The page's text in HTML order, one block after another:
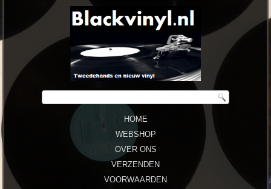
HOME
WEBSHOP
OVER ONS
VERZENDEN
VOORWAARDEN